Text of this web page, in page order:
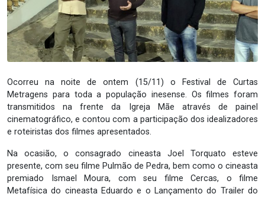
Ocorreu na noite de ontem (15/11) o Festival de Curtas
Metragens para toda a população inesense. Os filmes foram
transmitidos na frente da Igreja Mãe através de painel
cinematográfico, e contou com a participação dos idealizadores
e roteiristas dos filmes apresentados.
Na ocasião, o consagrado cineasta Joel Torquato esteve
presente, com seu filme Pulmão de Pedra, bem como o cineasta
premiado Ismael Moura, com seu filme Cercas, o filme
Metafísica do cineasta Eduardo e o Lançamento do Trailer do